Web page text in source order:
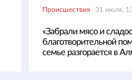
Происшествия 31 июля,
«Забрали мясо и
благотворительной
семье разгорается в